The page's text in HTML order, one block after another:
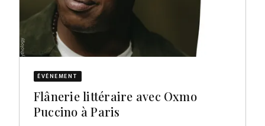
ÉVÈNEMENT
Flânerie littéraire avec Oxmo
Puccino à Paris